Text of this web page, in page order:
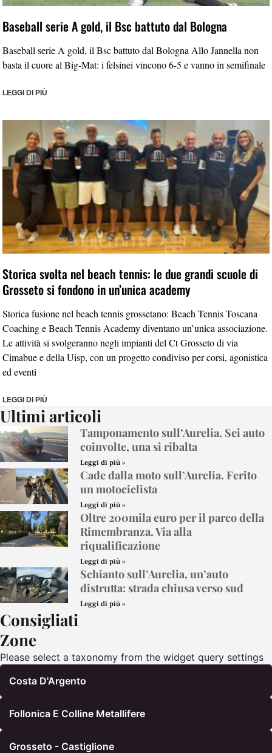
Baseball serie A gold, il Bsc battuto dal Bologna
Baseball serie A gold, il Bsc battuto dal Bologna Allo Jannella non
basta il cuore al Big-Mat: i felsinei vincono 6-5 e vanno in semifinale
LEGGI DI PIÙ
Storica svolta nel beach tennis: le due grandi scuole di
Grosseto si fondono in un’unica academy
Storica fusione nel beach tennis grossetano: Beach Tennis Toscana
Coaching e Beach Tennis Academy diventano un’unica associazione.
Le attività si svolgeranno negli impianti del Ct Grosseto di via
Cimabue e della Uisp, con un progetto condiviso per corsi, agonistica
ed eventi
LEGGI DI PIÙ
Ultimi articoli
Tamponamento sull’Aurelia. Sei auto
coinvolte, una si ribalta
Leggi di più »
Cade dalla moto sull’Aurelia. Ferito
un motociclista
Leggi di più »
Oltre 200mila euro per il parco della
Rimembranza. Via alla
riqualificazione
Leggi di più »
Schianto sull’Aurelia, un’auto
distrutta: strada chiusa verso sud
Leggi di più »
Consigliati
Zone
Please select a taxonomy from the widget query settings
Costa D'Argento
Follonica E Colline Metallifere
Grosseto - Castiglione